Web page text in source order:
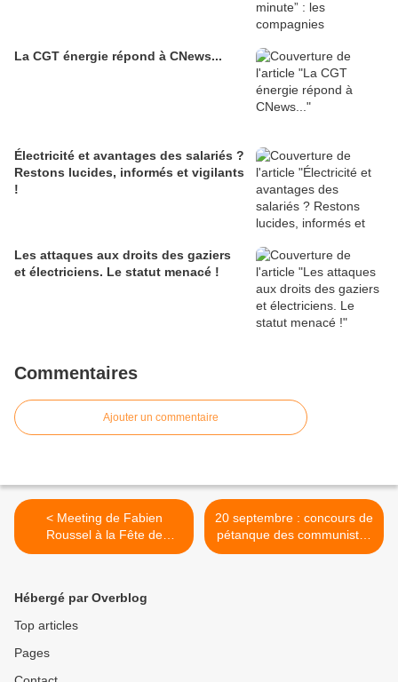
La CGT énergie répond à CNews...
Électricité et avantages des salariés ?
Restons lucides, informés et vigilants
!
Les attaques aux droits des gaziers
et électriciens. Le statut menacé !
Commentaires
Ajouter un commentaire
< Meeting de Fabien
Roussel à la Fête de
l'Humanité ce samedi 13
20 septembre : concours de
pétanque des communistes
de la section de Pierre-
Hébergé par Overblog
Top articles
Pages